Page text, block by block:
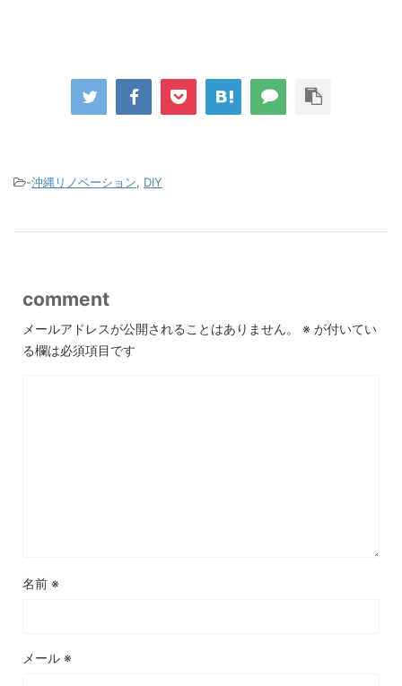
-沖縄リノベーション, DIY
comment
メールアドレスが公開されることはありません。 ※ が付いてい
る欄は必須項目です
名前 ※
メール ※